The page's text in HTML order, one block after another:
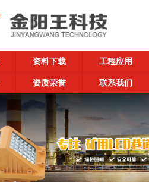
资料下载 工程应用
资质荣誉 联系我们